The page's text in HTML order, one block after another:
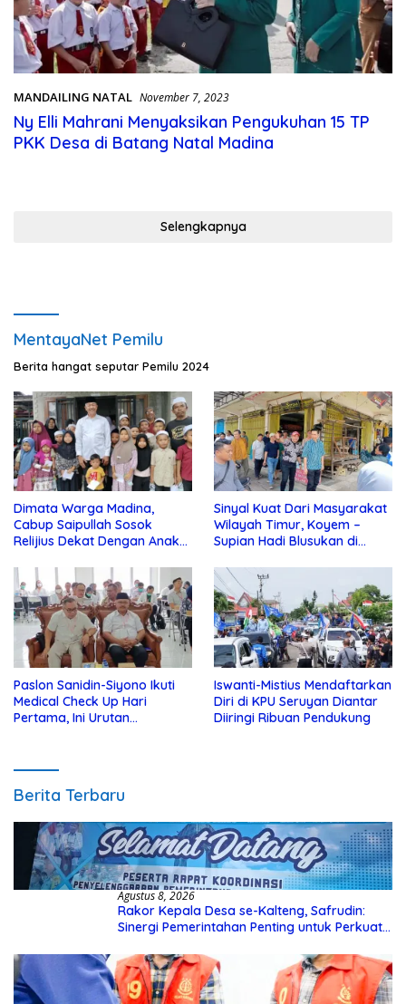
MANDAILING NATAL November 7, 2023
Ny Elli Mahrani Menyaksikan Pengukuhan 15 TP
PKK Desa di Batang Natal Madina
Selengkapnya
MentayaNet Pemilu
Berita hangat seputar Pemilu 2024
Dimata Warga Madina,
Cabup Saipullah Sosok
Relijius Dekat Dengan Anak
Sinyal Kuat Dari Masyarakat
Wilayah Timur, Koyem –
Supian Hadi Blusukan di
Paslon Sanidin-Siyono Ikuti
Medical Check Up Hari
Pertama, Ini Urutan
Iswanti-Mistius Mendaftarkan
Diri di KPU Seruyan Diantar
Diiringi Ribuan Pendukung
Berita Terbaru
Agustus 8, 2026
Rakor Kepala Desa se-Kalteng, Safrudin:
Sinergi Pemerintahan Penting untuk Perkuat